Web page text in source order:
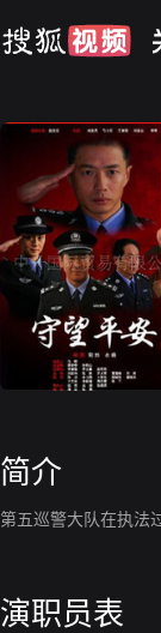
简介
第五巡警大队在执法
演职员表